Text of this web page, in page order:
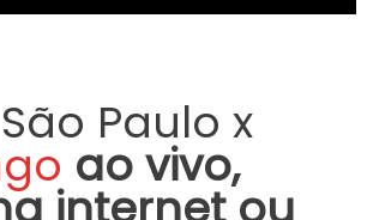
Paulo x
ao vivo,